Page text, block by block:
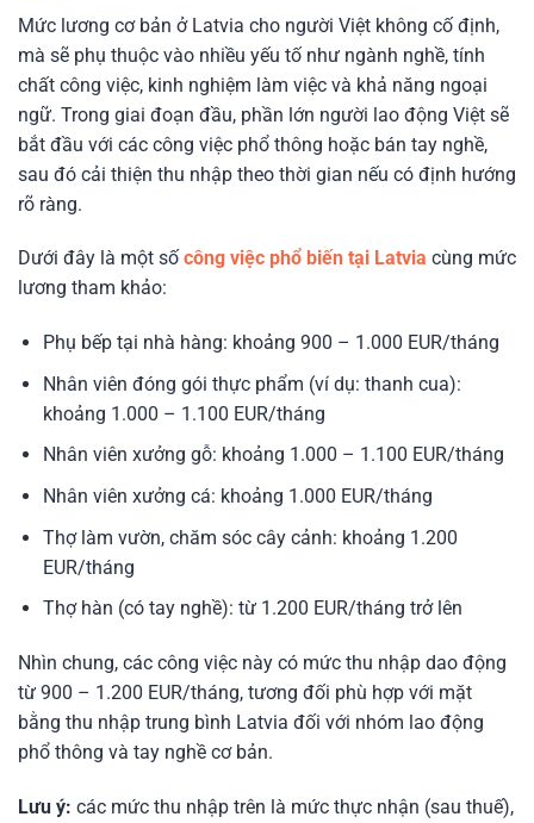
Mức lương cơ bản ở Latvia cho người Việt không cố định,
mà sẽ phụ thuộc vào nhiều yếu tố như ngành nghề, tính
chất công việc, kinh nghiệm làm việc và khả năng ngoại
ngữ. Trong giai đoạn đầu, phần lớn người lao động Việt sẽ
bắt đầu với các công việc phổ thông hoặc bán tay nghề,
sau đó cải thiện thu nhập theo thời gian nếu có định hướng
rõ ràng.
Dưới đây là một số công việc phổ biến tại Latvia cùng mức
lương tham khảo:
Phụ bếp tại nhà hàng: khoảng 900 – 1.000 EUR/tháng
Nhân viên đóng gói thực phẩm (ví dụ: thanh cua):
khoảng 1.000 – 1.100 EUR/tháng
Nhân viên xưởng gỗ: khoảng 1.000 – 1.100 EUR/tháng
Nhân viên xưởng cá: khoảng 1.000 EUR/tháng
Thợ làm vườn, chăm sóc cây cảnh: khoảng 1.200
EUR/tháng
Thợ hàn (có tay nghề): từ 1.200 EUR/tháng trở lên
Nhìn chung, các công việc này có mức thu nhập dao động
từ 900 – 1.200 EUR/tháng, tương đối phù hợp với mặt
bằng thu nhập trung bình Latvia đối với nhóm lao động
phổ thông và tay nghề cơ bản.
Lưu ý: các mức thu nhập trên là mức thực nhận (sau thuế),